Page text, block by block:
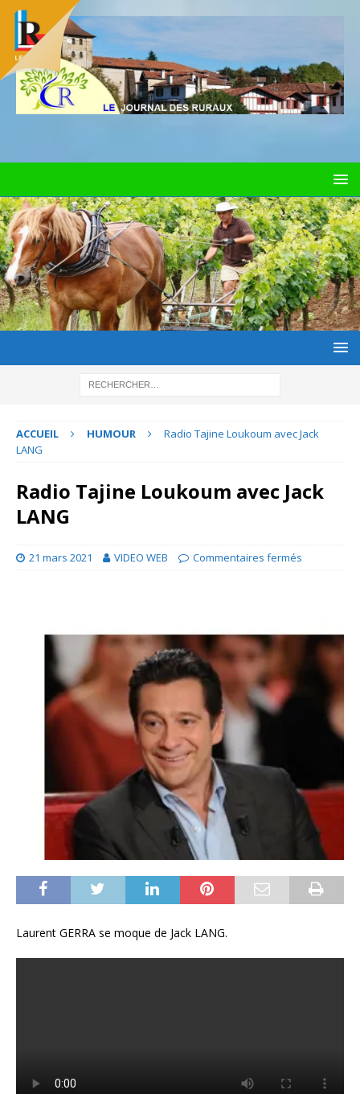
ACCUEIL HUMOUR
Radio Tajine Loukoum avec Jack
LANG
Radio Tajine Loukoum avec Jack
LANG
21 mars 2021 VIDEO WEB Commentaires fermés
Laurent GERRA se moque de Jack LANG.